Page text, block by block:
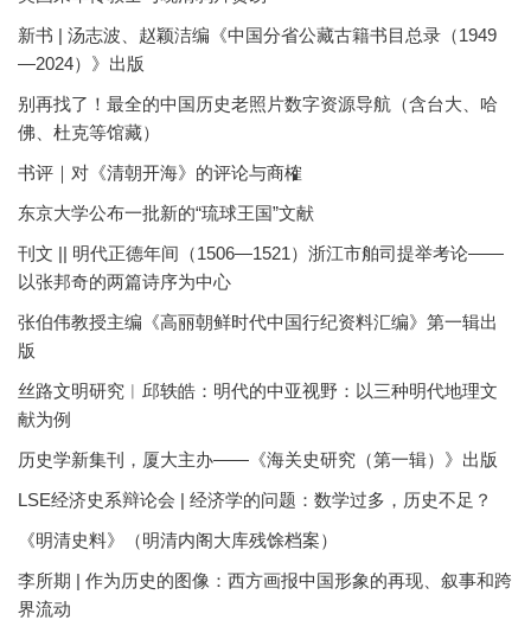
新书 | 汤志波、赵颖洁编《中国分省公藏古籍书目总录（1949
—2024）》出版
别再找了！最全的中国历史老照片数字资源导航（含台大、哈
佛、杜克等馆藏）
书评｜对《清朝开海》的评论与商榷
东京大学公布一批新的“琉球王国”文献
刊文 || 明代正德年间（1506—1521）浙江市舶司提举考论——
以张邦奇的两篇诗序为中心
张伯伟教授主编《高丽朝鲜时代中国行纪资料汇编》第一辑出
版
丝路文明研究︱邱轶皓：明代的中亚视野：以三种明代地理文
献为例
历史学新集刊，厦大主办——《海关史研究（第一辑）》出版
LSE经济史系辩论会 | 经济学的问题：数学过多，历史不足？
《明清史料》（明清内阁大库残馀档案）
李所期 | 作为历史的图像：西方画报中国形象的再现、叙事和跨
界流动